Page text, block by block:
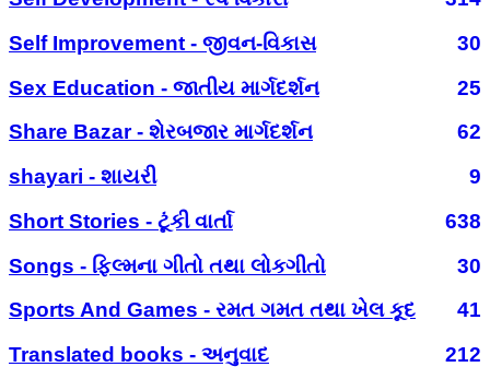
Self Improvement - જીવન-વિકાસ
30
Sex Education - જાતીય માર્ગદર્શન
25
Share Bazar - શેરબજાર માર્ગદર્શન
62
shayari - શાયરી
9
Short Stories - ટૂંકી વાર્તા
638
Songs - ફિલ્મના ગીતો તથા લોકગીતો
30
Sports And Games - રમત ગમત તથા ખેલ કૂદ
41
Translated books - અનુવાદ
212